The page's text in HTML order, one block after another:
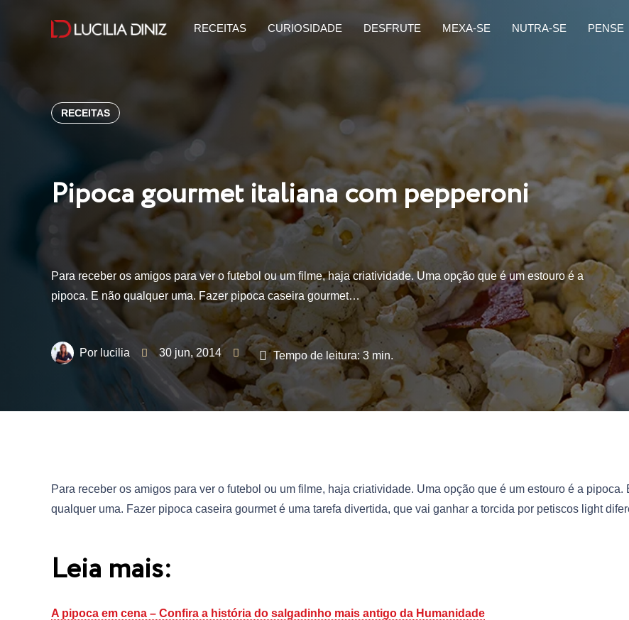
RECEITAS CURIOSIDADE DESFRUTE MEXA-SE NUTRA-SE PENSE
RECEITAS
Pipoca gourmet italiana com pepperoni
Para receber os amigos para ver o futebol ou um filme, haja criatividade. Uma opção que é um estouro é a
pipoca. E não qualquer uma. Fazer pipoca caseira gourmet…
lucilia 30 jun, 2014 Tempo de leitura: 3 min.
Para receber os amigos para ver o futebol ou um filme, haja criatividade. Uma opção que é um estouro é a pipoca.
qualquer uma. Fazer pipoca caseira gourmet é uma tarefa divertida, que vai ganhar a torcida por petiscos light
Leia mais:
A pipoca em cena – Confira a história do salgadinho mais antigo da Humanidade